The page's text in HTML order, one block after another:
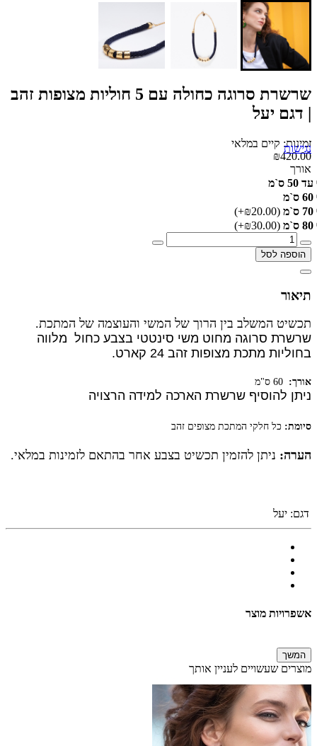
שרשרת סרוגה כחולה עם 5 חוליות מצופות זהב
| דגם יעל
זמינות: קיים במלאי
₪420.00
אורך
עד 50 ס`מ
60 ס`מ
70 ס`מ
(₪20.00+)
80 ס`מ
(₪30.00+)
הוספה לסל
תיאור
תכשיט המשלב בין הרוך של המשי והעוצמה של המתכת.
שרשרת סרוגה מחוט משי סינטטי בצבע כחול מלווה
בחוליות מתכת מצופות זהב 24 קארט.
אורך: 60 ס"מ
ניתן להוסיף שרשרת הארכה למידה הרצויה
סיומת: כל חלקי המתכת מצופים זהב
הערה: ניתן להזמין תכשיט בצבע אחר בהתאם לזמינות במלאי.
דגם: יעל
אשפרויות מוצר
המשך
מוצרים שעשויים לעניין אותך
נגישות